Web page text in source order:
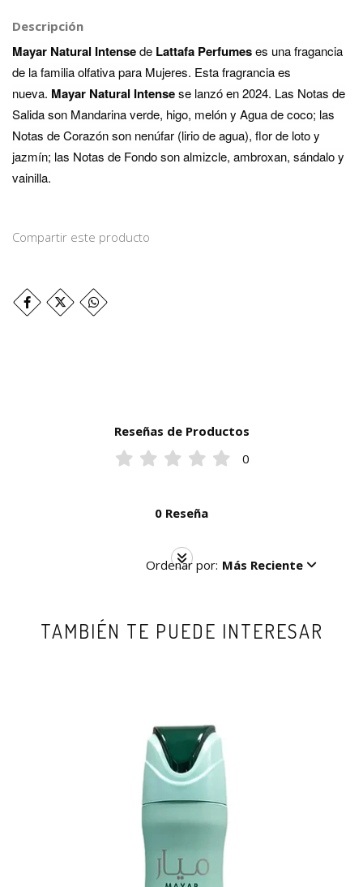
Descripción
Mayar Natural Intensede Lattafa Perfumeses una fragancia
de la familia olfativa para Mujeres. Esta fragrancia es
nueva. Mayar Natural Intensese lanzó en 2024. Las Notas de
Salida son Mandarina verde, higo, melón y Agua de coco; las
Notas de Corazón son nenúfar (lirio de agua), flor de loto y
jazmín; las Notas de Fondo son almizcle, ambroxan, sándalo y
vainilla.
Compartir este producto
Reseñas de Productos
0
0 Reseña
Ordenar por: Más Reciente
TAMBIÉN TE PUEDE INTERESAR